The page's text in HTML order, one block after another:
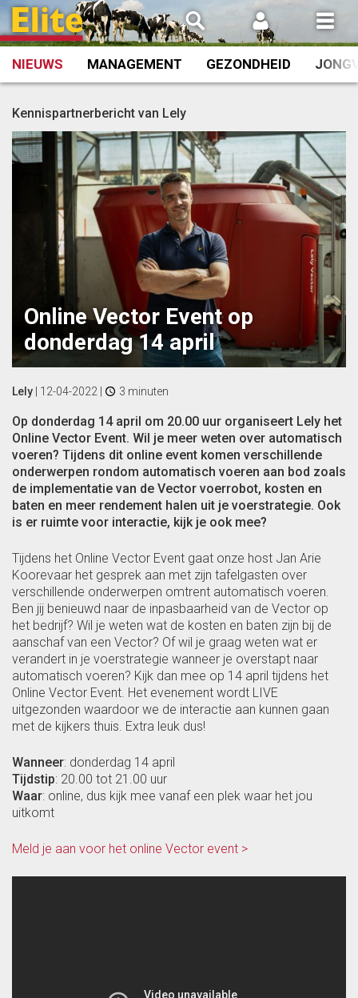
Spring
naar
inhoud
NIEUWS MANAGEMENT GEZONDHEID
Kennispartnerbericht van Lely
Online Vector Event op
donderdag 14 april
Lely 12-04-2022 3 minuten
Op donderdag 14 april om 20.00 uur organiseert Lely het
Online Vector Event. Wil je meer weten over automatisch
voeren? Tijdens dit online event komen verschillende
onderwerpen rondom automatisch voeren aan bod zoals
de implementatie van de Vector voerrobot, kosten en
baten en meer rendement halen uit je voerstrategie. Ook
is er ruimte voor interactie, kijk je ook mee?
Tijdens het Online Vector Event gaat onze host Jan Arie
Koorevaar het gesprek aan met zijn tafelgasten over
verschillende onderwerpen omtrent automatisch voeren.
Ben jij benieuwd naar de inpasbaarheid van de Vector op
het bedrijf? Wil je weten wat de kosten en baten zijn bij de
aanschaf van een Vector? Of wil je graag weten wat er
verandert in je voerstrategie wanneer je overstapt naar
automatisch voeren? Kijk dan mee op 14 april tijdens het
Online Vector Event. Het evenement wordt LIVE
uitgezonden waardoor we de interactie aan kunnen gaan
met de kijkers thuis. Extra leuk dus!
Wanneer: donderdag 14 april
Tijdstip: 20.00 tot 21.00 uur
Waar: online, dus kijk mee vanaf een plek waar het jou
uitkomt
Meld je aan voor het online Vector event >